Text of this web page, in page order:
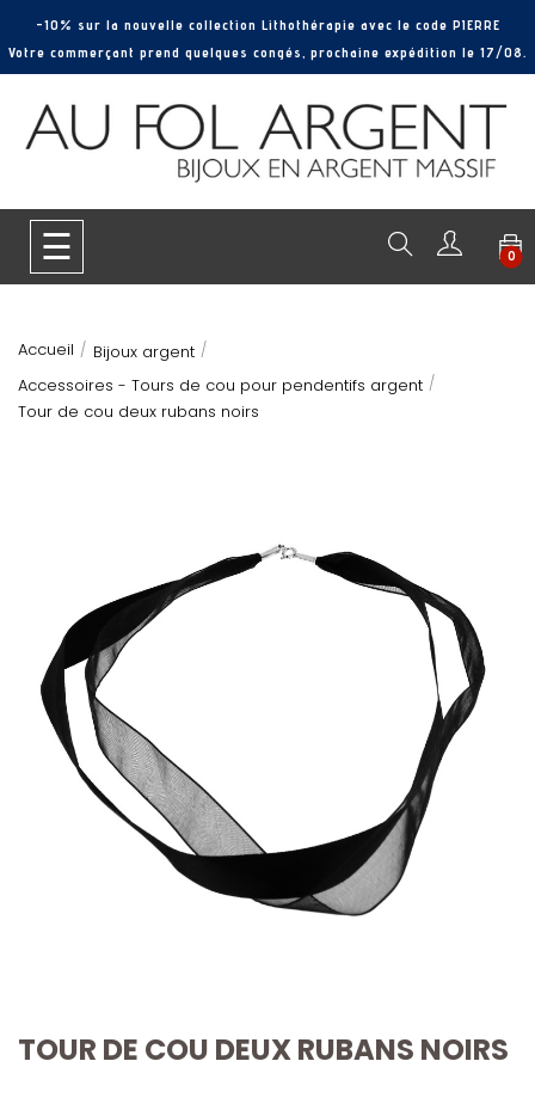
-10% sur la nouvelle collection Lithothérapie avec le code PIERRE
Votre commerçant prend quelques congés, prochaine expédition le 17/08.
Basculer
la
☰ 0
Accueil
Bijoux argent
Accessoires - Tours de cou pour pendentifs argent
Tour de cou deux rubans noirs
TOUR DE COU DEUX RUBANS NOIRS